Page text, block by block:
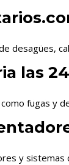
desagües,
las
fugas y
y sistemas